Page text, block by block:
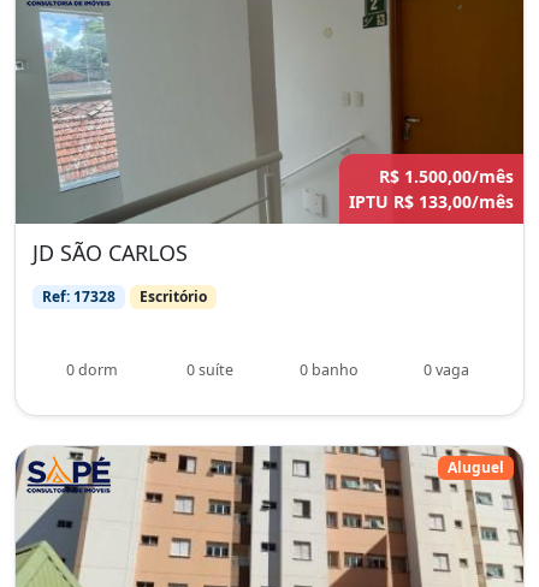
R$ 1.500,00/mês
IPTU R$ 133,00/mês
JD SÃO CARLOS
Ref: 17328 Escritório
0 dorm 0 suíte 0 banho 0 vaga
Aluguel